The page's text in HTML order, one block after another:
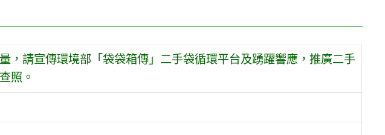
，請宣傳環境部「袋袋箱傳」二手袋循環平台及踴躍響應，推廣二手
照。